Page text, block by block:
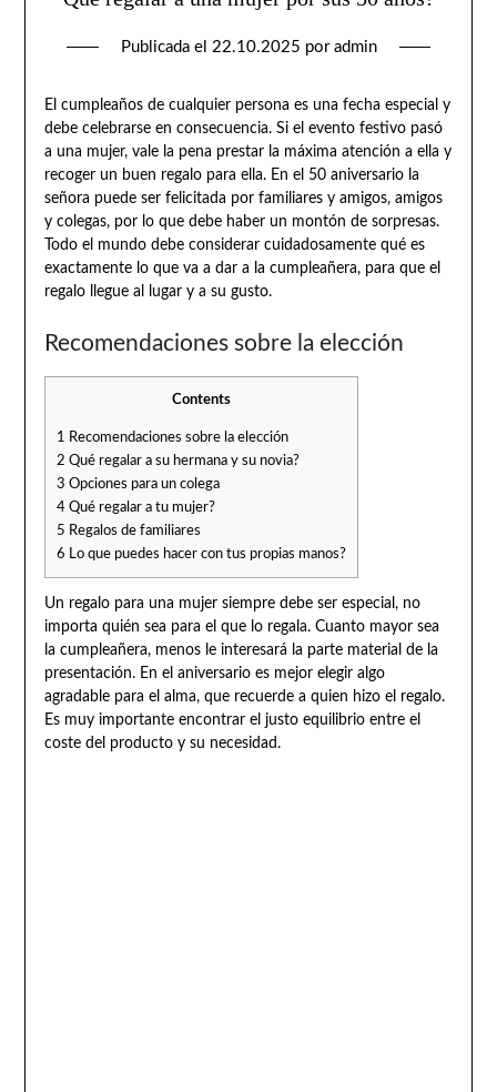
Publicada el 22.10.2025 por admin
El cumpleaños de cualquier persona es una fecha especial y
debe celebrarse en consecuencia. Si el evento festivo pasó
a una mujer, vale la pena prestar la máxima atención a ella y
recoger un buen regalo para ella. En el 50 aniversario la
señora puede ser felicitada por familiares y amigos, amigos
y colegas, por lo que debe haber un montón de sorpresas.
Todo el mundo debe considerar cuidadosamente qué es
exactamente lo que va a dar a la cumpleañera, para que el
regalo llegue al lugar y a su gusto.
Recomendaciones sobre la elección
Contents
1 Recomendaciones sobre la elección
2 Qué regalar a su hermana y su novia?
3 Opciones para un colega
4Qué regalar a tu mujer?
5 Regalos de familiares
6 Lo que puedes hacer con tus propias manos?
Un regalo para una mujer siempre debe ser especial, no
importa quién sea para el que lo regala. Cuanto mayor sea
la cumpleañera, menos le interesará la parte material de la
presentación. En el aniversario es mejor elegir algo
agradable para el alma, que recuerde a quien hizo el regalo.
Es muy importante encontrar el justo equilibrio entre el
coste del producto y su necesidad.